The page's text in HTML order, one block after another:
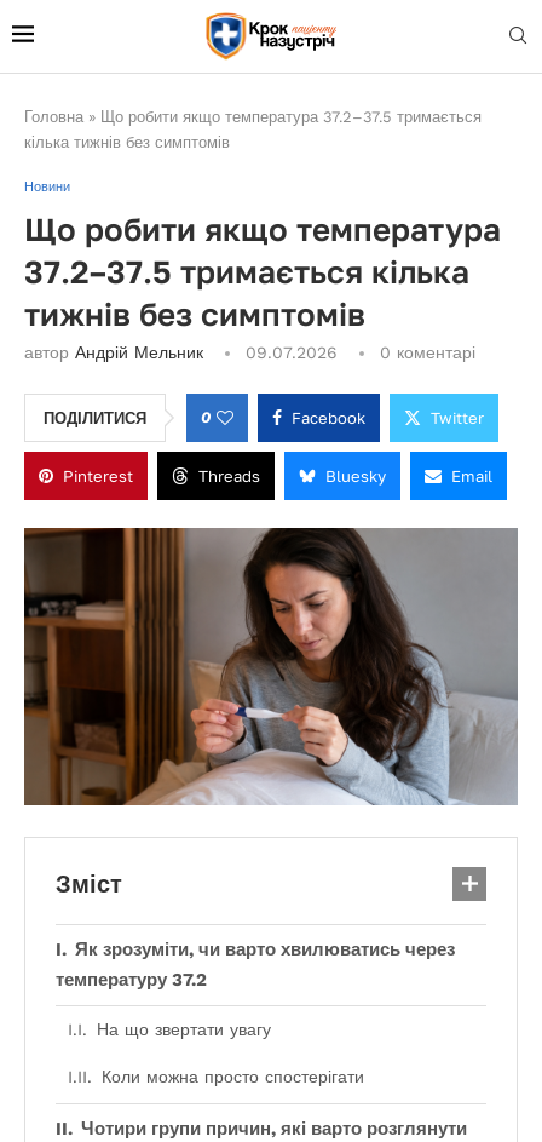
Головна »
Що робити якщо температура 37.2–37.5 тримається
кілька тижнів без симптомів
Новини
Що робити якщо температура
37.2–37.5 тримається кілька
тижнів без симптомів
автор Андрій Мельник 09.07.2026 0 коментарі
ПОДІЛИТИСЯ 0 Facebook Twitter
Pinterest Threads Bluesky Email
Зміст
Як зрозуміти, чи варто хвилюватись через
температуру 37.2
На що звертати увагу
Коли можна просто спостерігати
Чотири групи причин, які варто розглянути